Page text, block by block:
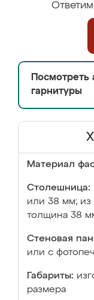
гарнитуры
Материал
Столешница:
или 38 мм; из
толщина 38
Стеновая
или с
Габариты:
размера